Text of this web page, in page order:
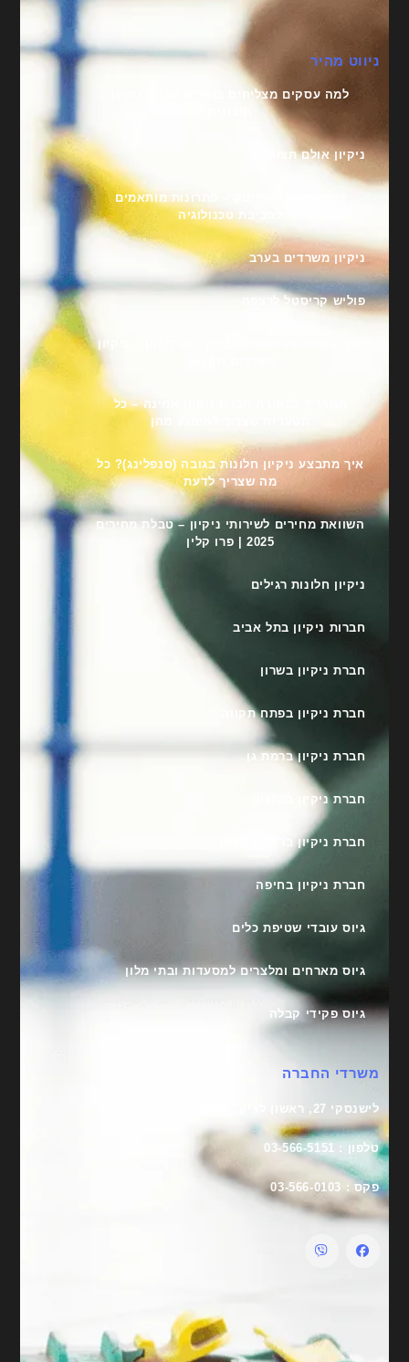
ניווט מהיר
למה עסקים מצליחים בוחרים חברת ניקיון
ניקיון אולם תצוגה
ניקיון משרדי הייטק – פתרונות מותאמים
לסביבת טכנולוגיה
ניקיון משרדים בערב
פוליש קריסטל לרצפה
איך לשמור על משרד מבריק לאורך זמן – ניקיון
המדריך לבחירת חברת ניקיון אמינה – כל
הטעויות שצריך להימנע מהן
איך מתבצע ניקיון חלונות בגובה (סנפלינג)? כל
מה שצריך לדעת
השוואת מחירים לשירותי ניקיון – טבלת מחירים
2025 | פרו קלין
ניקיון חלונות רגילים
חברות ניקיון בתל אביב
חברת ניקיון בשרון
חברת ניקיון בפתח תקווה
חברת ניקיון ברמת גן
חברת ניקיון בנתניה
חברת ניקיון בראשון לציון
חברת ניקיון בחיפה
גיוס עובדי שטיפת כלים
גיוס מארחים ומלצרים למסעדות ובתי מלון
גיוס פקידי קבלה
משרדי החברה
לישנסקי 27, ראשון לציון, 75650
טלפון : 03-566-5151
פקס : 03-566-0103